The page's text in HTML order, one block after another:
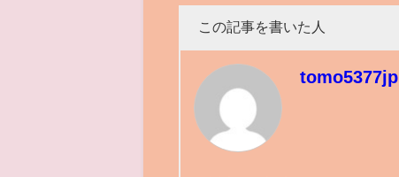
この記事を書いた人
tomo5377jp